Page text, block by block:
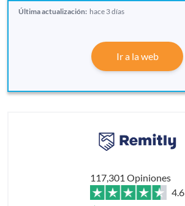
Última actualización: hace 3 días
Ir a la web
117,301 Opiniones
4.6